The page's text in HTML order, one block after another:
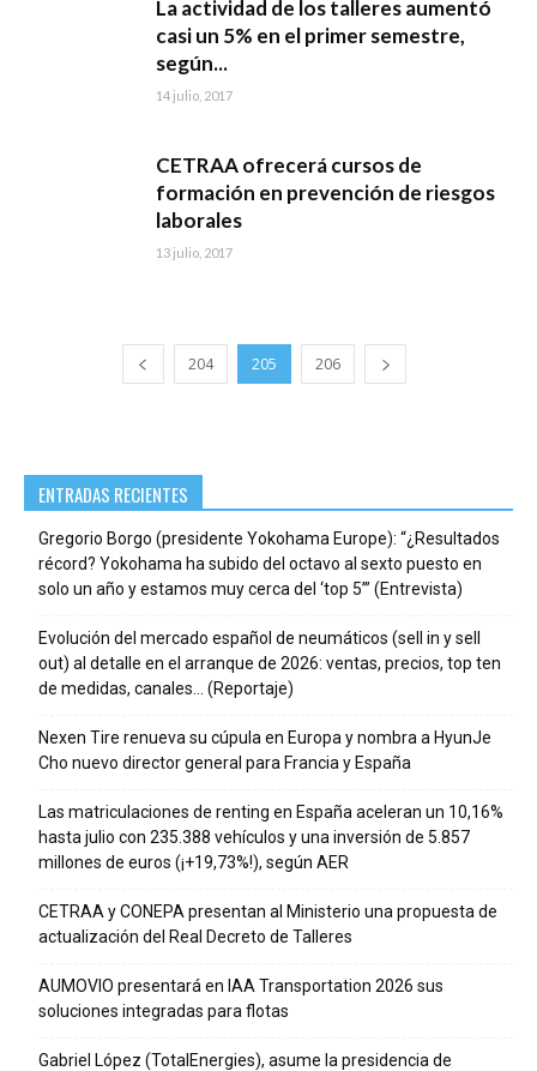
La actividad de los talleres aumentó
casi un 5% en el primer semestre,
según...
14 julio, 2017
CETRAA ofrecerá cursos de
formación en prevención de riesgos
laborales
13 julio, 2017
204 205 206
ENTRADAS RECIENTES
Gregorio Borgo (presidente Yokohama Europe): “¿Resultados
récord? Yokohama ha subido del octavo al sexto puesto en
solo un año y estamos muy cerca del ‘top 5’” (Entrevista)
Evolución del mercado español de neumáticos (sell in y sell
out) al detalle en el arranque de 2026: ventas, precios, top ten
de medidas, canales… (Reportaje)
Nexen Tire renueva su cúpula en Europa y nombra a HyunJe
Cho nuevo director general para Francia y España
Las matriculaciones de renting en España aceleran un 10,16%
hasta julio con 235.388 vehículos y una inversión de 5.857
millones de euros (¡+19,73%!), según AER
CETRAA y CONEPA presentan al Ministerio una propuesta de
actualización del Real Decreto de Talleres
AUMOVIO presentará en IAA Transportation 2026 sus
soluciones integradas para flotas
Gabriel López (TotalEnergies), asume la presidencia de